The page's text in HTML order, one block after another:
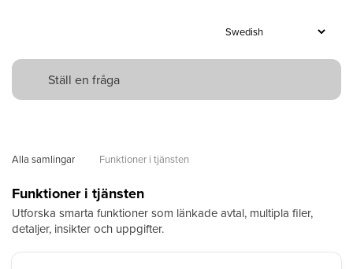
Alla samlingar Funktioner i tjänsten
Funktioner i tjänsten
Utforska smarta funktioner som länkade avtal, multipla filer,
detaljer, insikter och uppgifter.